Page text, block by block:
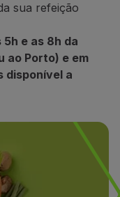
sua refeição
e as 8h da
ao Porto) e em
disponível a